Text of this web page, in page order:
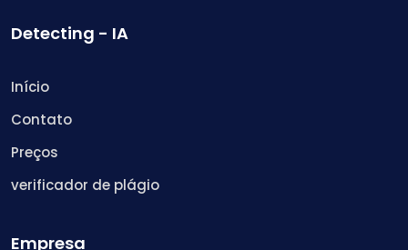
Detecting - IA
Início
Contato
Preços
verificador de plágio
Empresa